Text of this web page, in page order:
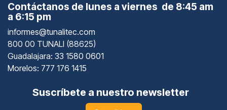
Contáctanos de lunes a viernes de 8:45 am
a 6:15 pm
informes@tunalitec.com
800 00 TUNALI (88625)
Guadalajara: 33 1580 0601
Morelos: 777 176 1415
Suscríbete a nuestro newsletter